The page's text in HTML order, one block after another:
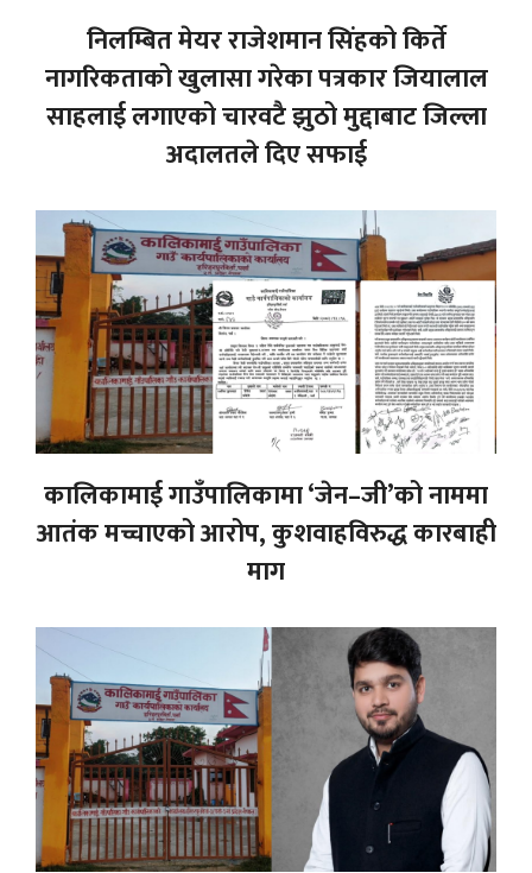
निलम्बित मेयर राजेशमान सिंहको किर्ते
नागरिकताको खुलासा गरेका पत्रकार जियालाल
साहलाई लगाएको चारवटै झुठो मुद्दाबाट जिल्ला
अदालतले दिए सफाई
कालिकामाई गाउँपालिकामा ‘जेन–जी’को नाममा
आतंक मच्चाएको आरोप, कुशवाहविरुद्ध कारबाही
माग